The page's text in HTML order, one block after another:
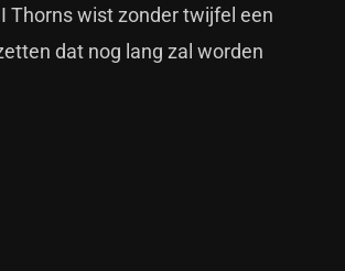
Thorns wist zonder twijfel een
dat nog lang zal worden